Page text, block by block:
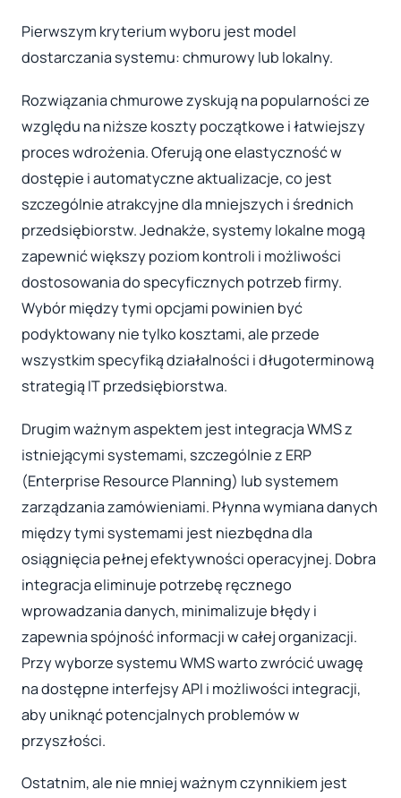
Pierwszym kryterium wyboru jest model
dostarczania systemu: chmurowy lub lokalny.
Rozwiązania chmurowe zyskują na popularności ze
względu na niższe koszty początkowe i łatwiejszy
proces wdrożenia. Oferują one elastyczność w
dostępie i automatyczne aktualizacje, co jest
szczególnie atrakcyjne dla mniejszych i średnich
przedsiębiorstw. Jednakże, systemy lokalne mogą
zapewnić większy poziom kontroli i możliwości
dostosowania do specyficznych potrzeb firmy.
Wybór między tymi opcjami powinien być
podyktowany nie tylko kosztami, ale przede
wszystkim specyfiką działalności i długoterminową
strategią IT przedsiębiorstwa.
Drugim ważnym aspektem jest integracja WMS z
istniejącymi systemami, szczególnie z ERP
(Enterprise Resource Planning) lub systemem
zarządzania zamówieniami. Płynna wymiana danych
między tymi systemami jest niezbędna dla
osiągnięcia pełnej efektywności operacyjnej. Dobra
integracja eliminuje potrzebę ręcznego
wprowadzania danych, minimalizuje błędy i
zapewnia spójność informacji w całej organizacji.
Przy wyborze systemu WMS warto zwrócić uwagę
na dostępne interfejsy API i możliwości integracji,
aby uniknąć potencjalnych problemów w
przyszłości.
Ostatnim, ale nie mniej ważnym czynnikiem jest